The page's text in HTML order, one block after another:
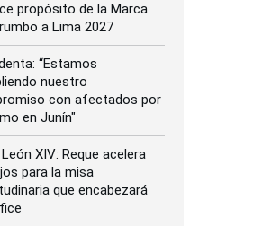
propósito de la Marca
a Lima 2027
“Estamos
nuestro
con afectados por
en Junín"
XIV: Reque acelera
para la misa
que encabezará